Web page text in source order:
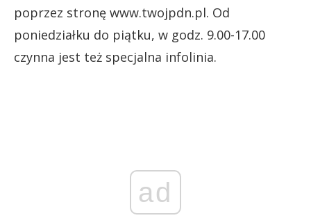
poprzez stronę www.twojpdn.pl. Od
poniedziałku do piątku, w godz. 9.00-17.00
czynna jest też specjalna infolinia.
ad